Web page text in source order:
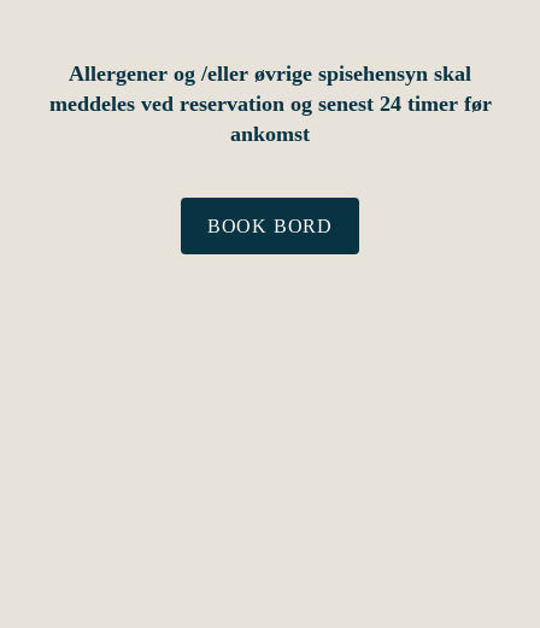
Allergener og /eller øvrige spisehensyn skal
meddeles ved reservation og senest 24 timer før
ankomst
BOOK BORD